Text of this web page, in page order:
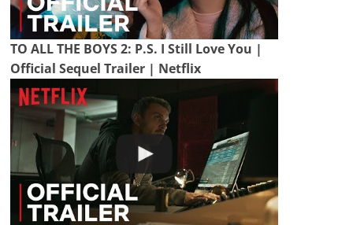
TO ALL THE BOYS 2: P.S. I Still Love You |
Official Sequel Trailer | Netflix